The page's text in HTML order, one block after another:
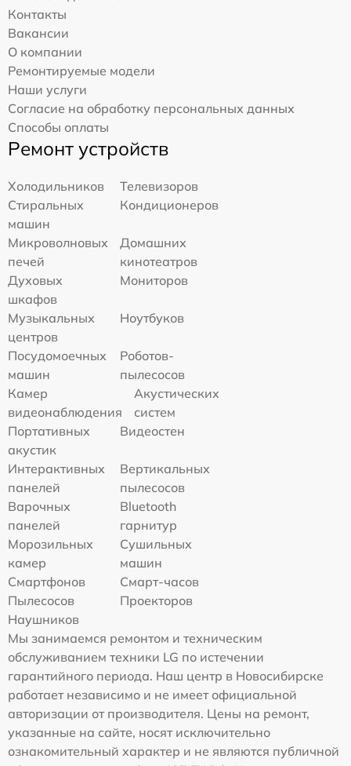
Контакты
Вакансии
О компании
Ремонтируемые модели
Наши услуги
Согласие на обработку персональных данных
Способы оплаты
Ремонт устройств
Холодильников
Телевизоров
Стиральных
машин
Кондиционеров
Микроволновых
печей
Домашних
кинотеатров
Духовых
шкафов
Мониторов
Музыкальных
центров
Ноутбуков
Посудомоечных
машин
Роботов-
пылесосов
Камер
видеонаблюдения
Акустических
систем
Портативных
акустик
Видеостен
Интерактивных
панелей
Вертикальных
пылесосов
Варочных
панелей
Bluetooth
гарнитур
Морозильных
камер
Сушильных
машин
Смартфонов
Смарт-часов
Пылесосов
Проекторов
Наушников
Мы занимаемся ремонтом и техническим
обслуживанием техники LG по истечении
гарантийного периода. Наш центр в Новосибирске
работает независимо и не имеет официальной
авторизации от производителя. Цены на ремонт,
указанные на сайте, носят исключительно
ознакомительный характер и не являются публичной